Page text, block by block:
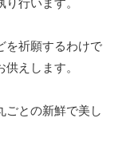
を祈願するわけで
えします。
ごとの新鮮で美し